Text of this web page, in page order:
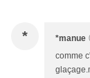
* *manue
comme